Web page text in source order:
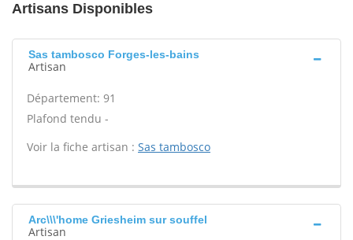
Artisans Disponibles
Sas tambosco Forges-les-bains
Artisan
Département: 91
Plafond tendu -
Voir la fiche artisan : Sas tambosco
Arc\\\'home Griesheim sur souffel
Artisan